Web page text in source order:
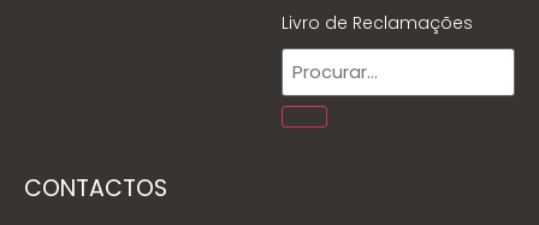
Livro de Reclamações
CONTACTOS